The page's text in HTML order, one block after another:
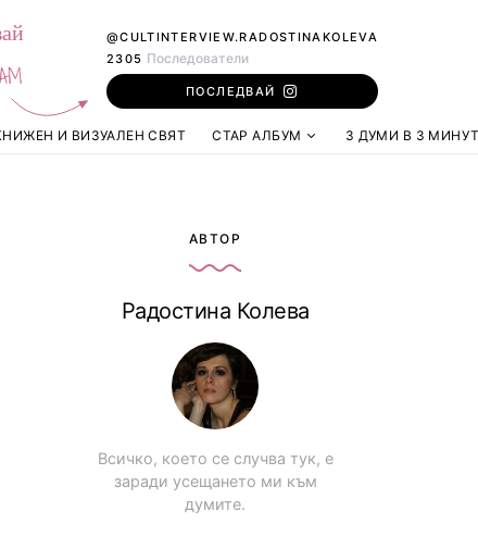
@CULTINTERVIEW.RADOSTINAKOLEVA
2305 Последователи
ПОСЛЕДВАЙ
И ВИЗУАЛЕН СВЯТ СТАР АЛБУМ 3 ДУМИ В 3
АВТОР
Радостина Колева
Всичко, което се случва тук, е
заради усещането ми към
думите.